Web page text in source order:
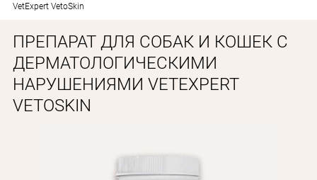
КОТЫ
ОТ ЖАРЫ
НАШЕ ПРОИЗВОДСТВО
VetExpert VetoSkin
ПРЕПАРАТ ДЛЯ СОБАК И КОШЕК С
ДЕРМАТОЛОГИЧЕСКИМИ
НАРУШЕНИЯМИ VETEXPERT
VETOSKIN